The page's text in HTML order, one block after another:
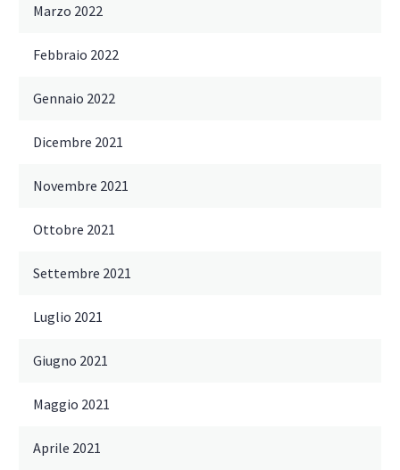
Marzo 2022
Febbraio 2022
Gennaio 2022
Dicembre 2021
Novembre 2021
Ottobre 2021
Settembre 2021
Luglio 2021
Giugno 2021
Maggio 2021
Aprile 2021